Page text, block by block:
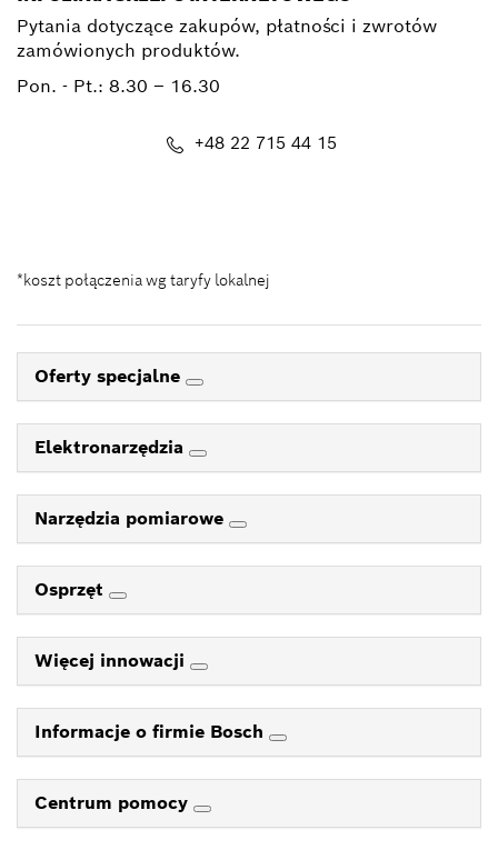
Pytania dotyczące zakupów, płatności i zwrotów
zamówionych produktów.
Pon. - Pt.: 8.30 – 16.30
+48 22 715 44 15
*koszt połączenia wg taryfy lokalnej
Oferty specjalne
Elektronarzędzia
Narzędzia pomiarowe
Osprzęt
Więcej innowacji
Informacje o firmie Bosch
Centrum pomocy